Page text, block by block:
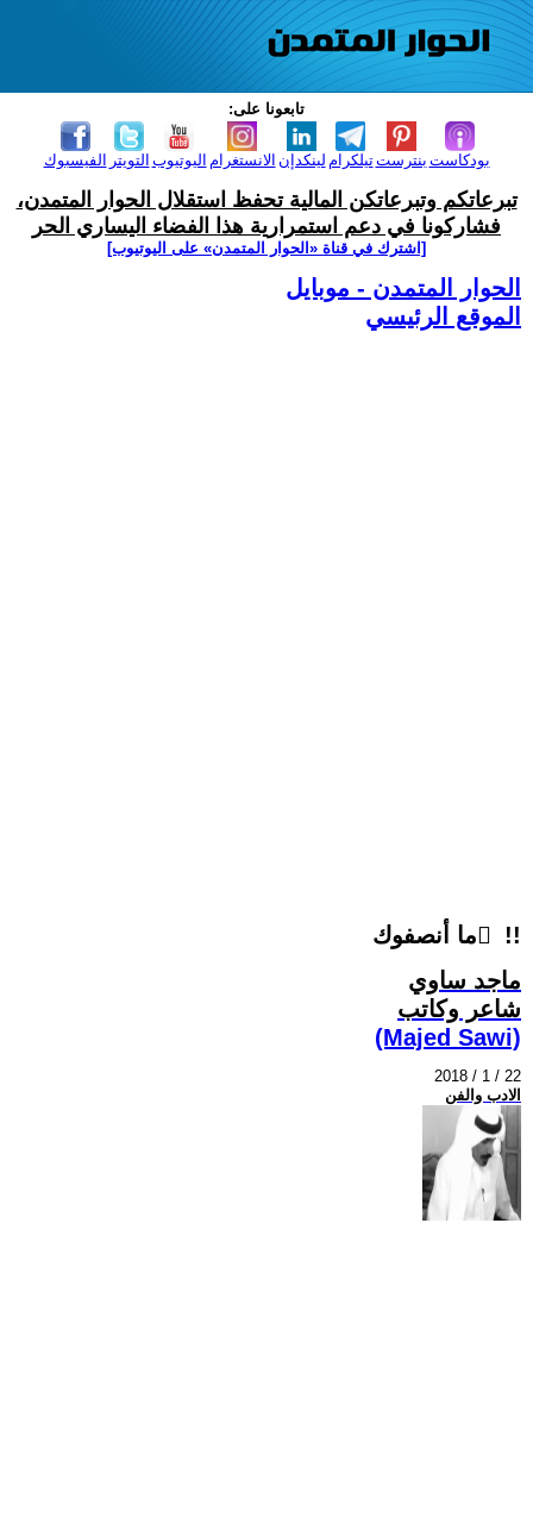
تابعونا على:
الفيسبوك التويتر اليوتيوب الانستغرام لينكدإن تيلكرامبنترست بودكاست
تبرعاتكم وتبرعاتكن المالية تحفظ استقلال الحوار المتمدن،
فشاركونا في دعم استمرارية هذا الفضاء اليساري الحر
[اشترك في قناة ‫«الحوار المتمدن» على اليوتيوب]
الحوار المتمدن - موبايل
الموقع الرئيسي
ما أنصفوك ِ !!
ماجد ساوي
شاعر وكاتب
(Majed Sawi)
2018 / 1 / 22
الادب والفن